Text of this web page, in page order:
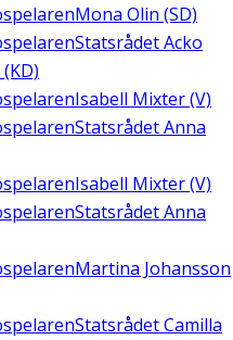
Mona Olin (SD)
Statsrådet Acko
Isabell Mixter (V)
Statsrådet Anna
Isabell Mixter (V)
Statsrådet Anna
Martina Johansson
Statsrådet Camilla